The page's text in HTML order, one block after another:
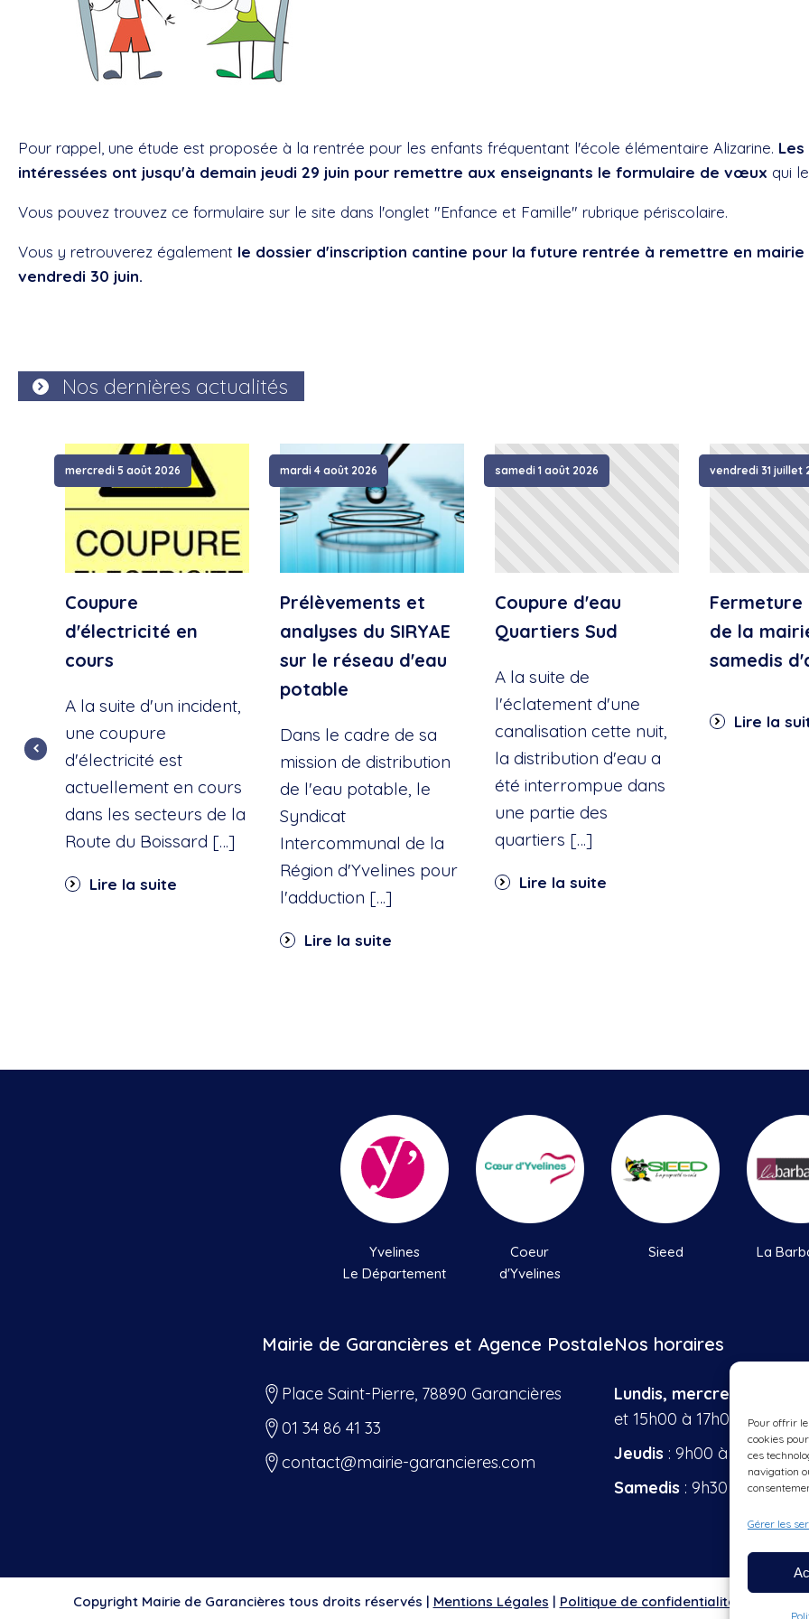
Pour offrir
cookies
ces
navigation
Gérer les
Pour rappel, une étude est proposée à la rentrée pour les enfants fréquentant l'école élémentaire Alizarine.
intéressées ont jusqu'à demain jeudi 29 juin pour remettre aux enseignants le formulaire de vœux qui
Vous pouvez trouvez ce formulaire sur le site dans l'onglet "Enfance et Famille" rubrique périscolaire.
Vous y retrouverez également le dossier d'inscription cantine pour la future rentrée à remettre en mairie
vendredi 30 juin.
Nos dernières actualités
mercredi 5 août 2026
Coupure
d'électricité en
cours
A la suite d'un incident,
une coupure
d'électricité est
actuellement en cours
dans les secteurs de la
Route du Boissard […]
Lire la suite
mardi 4 août 2026
Prélèvements et
analyses du SIRYAE
sur le réseau d'eau
potable
Dans le cadre de sa
mission de distribution
de l'eau potable, le
Syndicat
Intercommunal de la
Région d'Yvelines pour
l'adduction […]
Lire la suite
samedi 1 août 2026
Coupure d'eau
Quartiers Sud
A la suite de
l'éclatement d'une
canalisation cette nuit,
la distribution d'eau a
été interrompue dans
une partie des
quartiers […]
Lire la suite
vendredi 31 juillet
Fermeture
de la
samedis
Lire la
Yvelines
Le Département
Coeur
d'Yvelines
Sieed La
Mairie de Garancières et Agence Postale
Place Saint-Pierre, 78890 Garancières
01 34 86 41 33
contact@mairie-garancieres.com
Nos horaires
Lundis, mercredis,
et 15h00 à 17h00
Jeudis : 9h00 à 12h00
Samedis : 9h30 à 12h00
Copyright Mairie de Garancières tous droits réservés | Mentions Légales | Politique de confidentialité & cookie